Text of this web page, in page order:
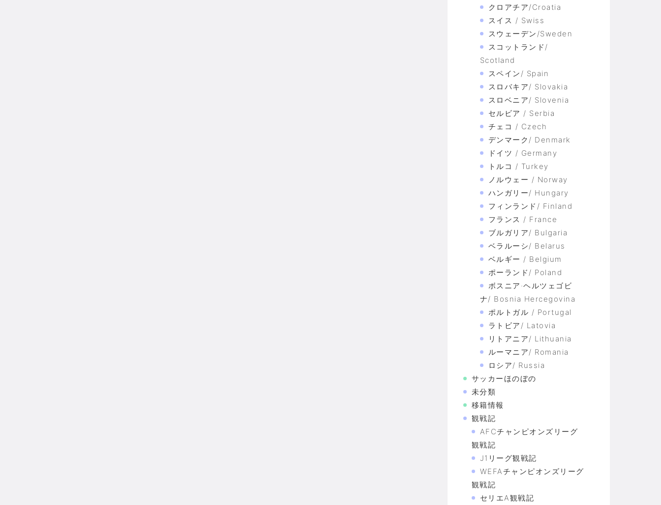
クロアチア/Croatia
スイス / Swiss
スウェーデン/Sweden
スコットランド/
Scotland
スペイン/ Spain
スロバキア/ Slovakia
スロベニア/ Slovenia
セルビア / Serbia
チェコ / Czech
デンマーク/ Denmark
ドイツ / Germany
トルコ / Turkey
ノルウェー / Norway
ハンガリー/ Hungary
フィンランド/ Finland
フランス / France
ブルガリア/ Bulgaria
ベラルーシ/ Belarus
ベルギー / Belgium
ポーランド/ Poland
ボスニア·ヘルツェゴビ
ナ/ Bosnia Hercegovina
ポルトガル / Portugal
ラトビア/ Latovia
リトアニア/ Lithuania
ルーマニア/ Romania
ロシア/ Russia
サッカーほのぼの
未分類
移籍情報
観戦記
AFCチャンピオンズリーグ
観戦記
J1リーグ観戦記
WEFAチャンピオンズリーグ
観戦記
セリエA観戦記